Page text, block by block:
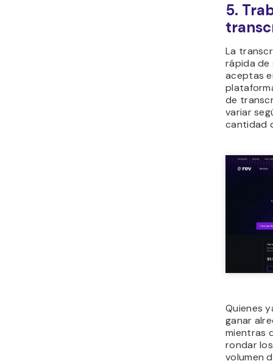
5.
La
rápida de
aceptas
de
variar
cantidad
Quienes
ganar
mientras
rondar
volumen